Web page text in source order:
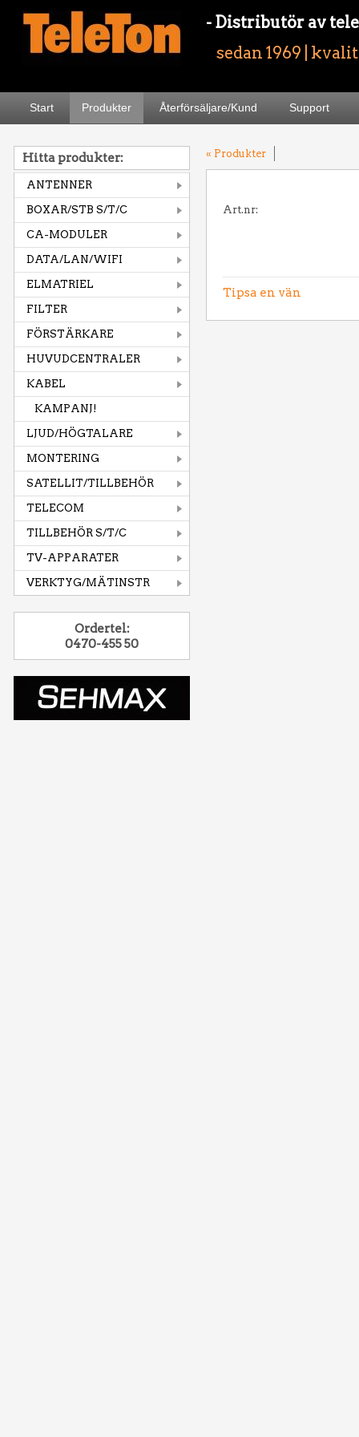
- Distributör av
sedan 1969 |
Start Produkter Återförsäljare/Kund Support
Hitta produkter:
ANTENNER
BOXAR/STB S/T/C
CA-MODULER
DATA/LAN/WIFI
ELMATRIEL
FILTER
FÖRSTÄRKARE
HUVUDCENTRALER
KABEL
KAMPANJ!
LJUD/HÖGTALARE
MONTERING
SATELLIT/TILLBEHÖR
TELECOM
TILLBEHÖR S/T/C
TV-APPARATER
VERKTYG/MÄTINSTR
Ordertel:
0470-455 50
« Produkter
Art.nr:
Tipsa en vän